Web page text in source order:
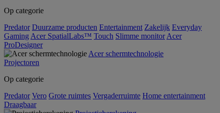
Op categorie
Predator Duurzame producten Entertainment Zakelijk Everyday
Gaming Acer SpatialLabs™ Touch Slimme monitor Acer
ProDesigner
Acer schermtechnologie
Projectoren
Op categorie
Predator Vero Grote ruimtes Vergaderruimte Home entertainment
Draagbaar